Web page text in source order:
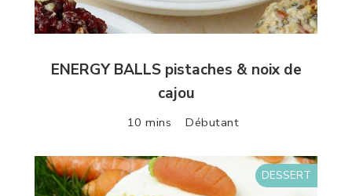
ENERGY BALLS pistaches & noix de
cajou
10 mins Débutant
DESSERT